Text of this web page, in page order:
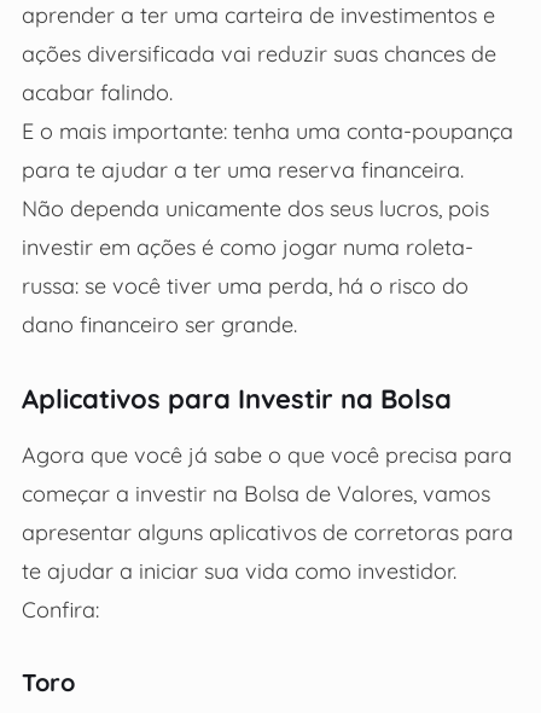
aprender a ter uma carteira de investimentos e
ações diversificada vai reduzir suas chances de
acabar falindo.
E o mais importante: tenha uma conta-poupança
para te ajudar a ter uma reserva financeira.
Não dependa unicamente dos seus lucros, pois
investir em ações é como jogar numa roleta-
russa: se você tiver uma perda, há o risco do
dano financeiro ser grande.
Aplicativos para Investir na Bolsa
Agora que você já sabe o que você precisa para
começar a investir na Bolsa de Valores, vamos
apresentar alguns aplicativos de corretoras para
te ajudar a iniciar sua vida como investidor.
Confira:
Toro